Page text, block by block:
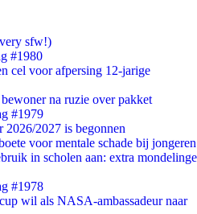
sfw!)
#1980
cel voor afpersing 12-jarige
na ruzie over pakket
#1979
2027 is begonnen
voor mentale schade bij jongeren
in scholen aan: extra mondelinge
#1978
wil als NASA-ambassadeur naar